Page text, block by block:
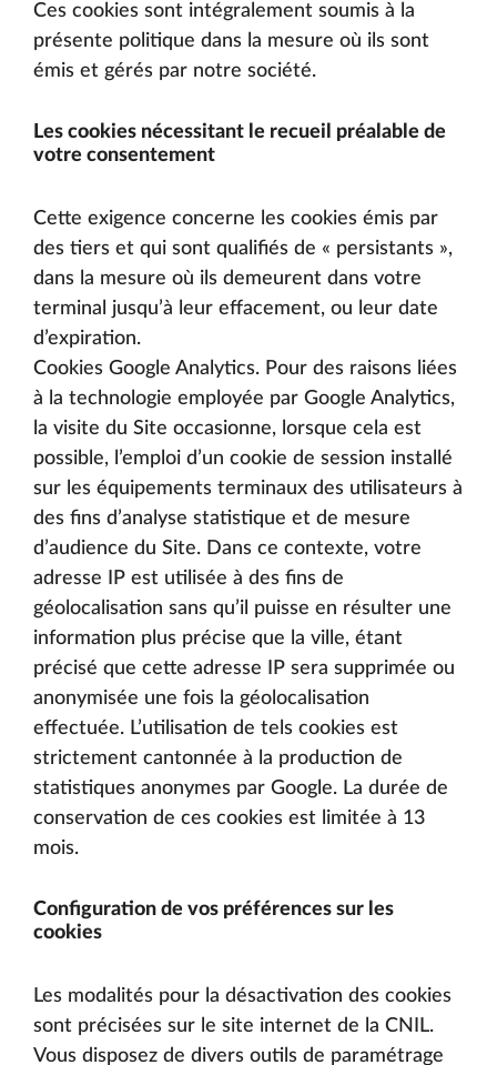
Ces cookies sont intégralement soumis à la
présente politique dans la mesure où ils sont
émis et gérés par notre société.
Les cookies nécessitant le recueil préalable de
votre consentement
Cette exigence concerne les cookies émis par
des tiers et qui sont qualifiés de « persistants »,
dans la mesure où ils demeurent dans votre
terminal jusqu’à leur effacement, ou leur date
d’expiration.
Cookies Google Analytics. Pour des raisons liées
à la technologie employée par Google Analytics,
la visite du Site occasionne, lorsque cela est
possible, l’emploi d’un cookie de session installé
sur les équipements terminaux des utilisateurs à
des fins d’analyse statistique et de mesure
d’audience du Site. Dans ce contexte, votre
adresse IP est utilisée à des fins de
géolocalisation sans qu’il puisse en résulter une
information plus précise que la ville, étant
précisé que cette adresse IP sera supprimée ou
anonymisée une fois la géolocalisation
effectuée. L’utilisation de tels cookies est
strictement cantonnée à la production de
statistiques anonymes par Google. La durée de
conservation de ces cookies est limitée à 13
mois.
Configuration de vos préférences sur les
cookies
Les modalités pour la désactivation des cookies
sont précisées sur le site internet de la CNIL.
Vous disposez de divers outils de paramétrage